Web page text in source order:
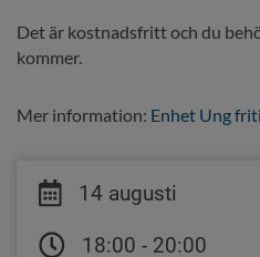
Det är kostnadsfritt och du
kommer.
Mer information: Enhet Ung
14 augusti
18:00 - 20:00